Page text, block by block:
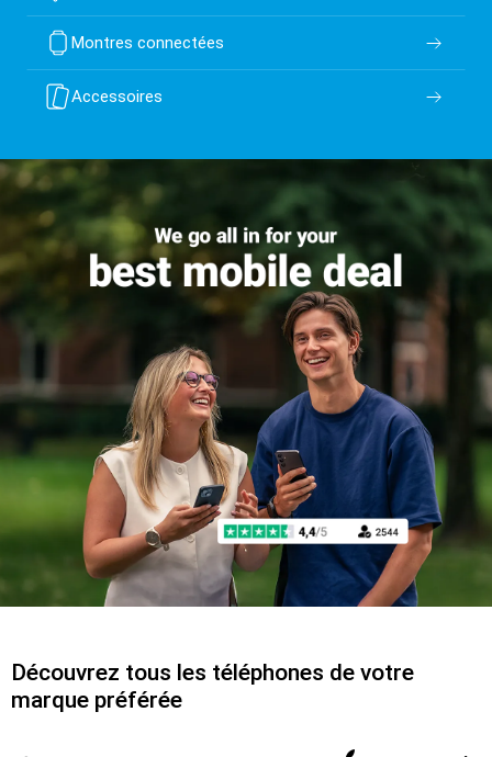
Montres connectées
Accessoires
Découvrez tous les téléphones de votre
marque préférée